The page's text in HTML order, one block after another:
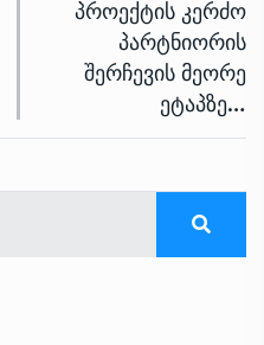
პროექტის კერძო
პარტნიორის
შერჩევის მეორე
ეტაპზე…